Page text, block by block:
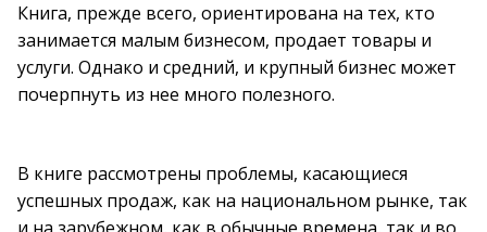
Книга, прежде всего, ориентирована на тех, кто
занимается малым бизнесом, продает товары и
услуги. Однако и средний, и крупный бизнес может
почерпнуть из нее много полезного.
В книге рассмотрены проблемы, касающиеся
успешных продаж, как на национальном рынке, так